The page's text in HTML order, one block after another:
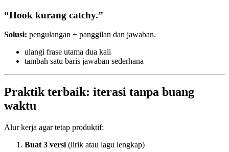
“Hook kurang catchy.”
Solusi: pengulangan + panggilan dan jawaban.
ulangi frase utama dua kali
tambah satu baris jawaban sederhana
Praktik terbaik: iterasi tanpa buang
waktu
Alur kerja agar tetap produktif:
Buat 3 versi (lirik atau lagu lengkap)